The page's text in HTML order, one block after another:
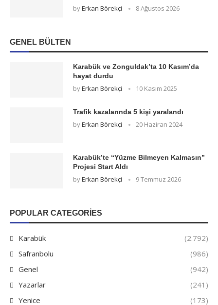
byErkan Börekçi 8 Ağustos 2026
GENEL BÜLTEN
Karabük ve Zonguldak’ta 10 Kasım’da
hayat durdu
byErkan Börekçi 10 Kasım 2025
Trafik kazalarında 5 kişi yaralandı
byErkan Börekçi 20 Haziran 2024
Karabük’te “Yüzme Bilmeyen Kalmasın”
Projesi Start Aldı
byErkan Börekçi 9 Temmuz 2026
POPULAR CATEGORIES
Karabük
(2.792)
Safranbolu
(986)
Genel
(942)
Yazarlar
(241)
Yenice
(173)